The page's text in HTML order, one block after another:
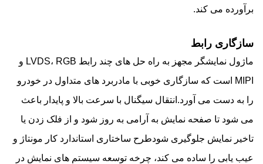
برآورده می کند.
سازگاری رابط
ماژول نمایشگر مجهز به راه حل های چند رابط LVDS، RGB و
MIPI است که سازگاری خوبی با مادربرد های متداول در خودرو
را به دست می آورد.انتقال سیگنال با سرعت بالا و پایدار باعث
می شود تا صفحه نمایش به آرامی به روز شود و از فلک زدن یا
تاخیر نمایش جلوگیری شودطرح ساختاری استاندارد کار مونتاژ و
عیب یابی را ساده می کند، چرخه توسعه سیستم های نمایش در